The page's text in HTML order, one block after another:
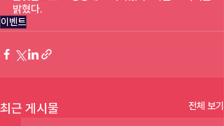
밝혔다.
이벤트
최근 게시물 전체 보기